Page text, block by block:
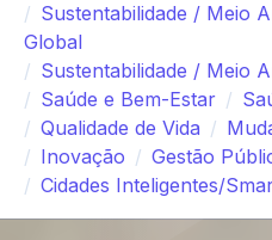
Sustentabilidade / Meio
Global
Sustentabilidade / Meio
Saúde e Bem-Estar
Qualidade de Vida
Inovação
Gestão
Cidades Inteligentes/